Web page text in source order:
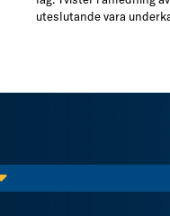
uteslutande vara